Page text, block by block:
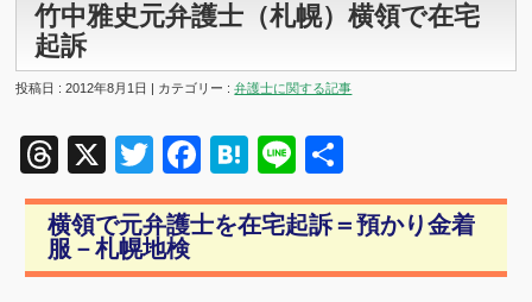
竹中雅史元弁護士（札幌）横領で在宅
起訴
投稿日 : 2012年8月1日 | カテゴリー :弁護士に関する記事
Threads
X TwitterFacebook
Hatena
Line
有
横領で元弁護士を在宅起訴＝預かり金着
服－札幌地検